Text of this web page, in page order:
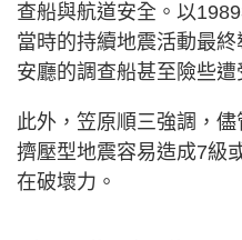
查船與航道安全。以
當時的持續地震活動最
安廳的調查船甚至險些遭
此外，笠原順三強調，
擠壓型地震容易造成7級
在破壞力。